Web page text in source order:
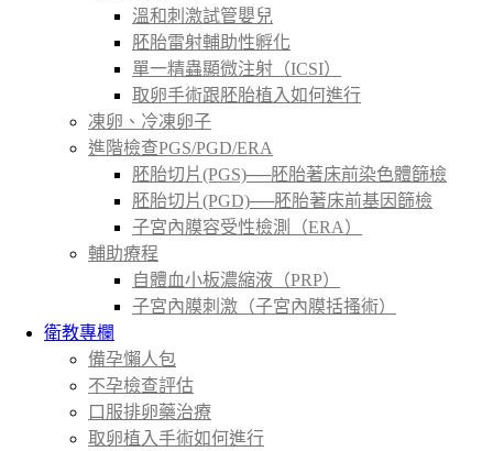
溫和刺激試管嬰兒
胚胎雷射輔助性孵化
單一精蟲顯微注射（ICSI）
取卵手術跟胚胎植入如何進行
凍卵、冷凍卵子
進階檢查PGS/PGD/ERA
胚胎切片(PGS)──胚胎著床前染色體篩檢
胚胎切片(PGD)──胚胎著床前基因篩檢
子宮內膜容受性檢測（ERA）
輔助療程
自體血小板濃縮液（PRP）
子宮內膜刺激（子宮內膜括搔術）
衛教專欄
備孕懶人包
不孕檢查評估
口服排卵藥治療
取卵植入手術如何進行